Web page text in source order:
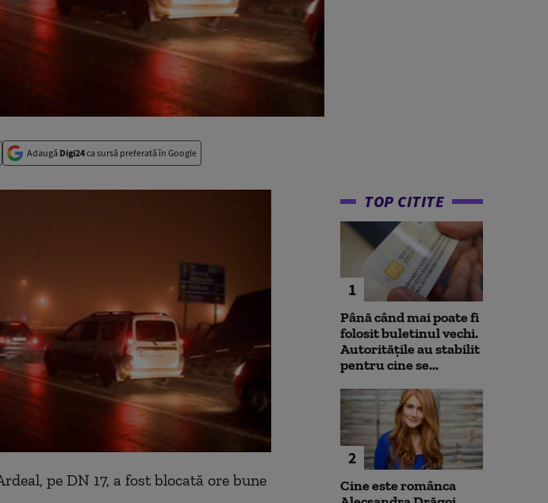
Adaugă Digi24ca sursă preferată în Google
pe DN 17, a fost blocată ore bune
TOP CITITE
1
Până când mai poate fi
folosit buletinul vechi.
Autoritățile au stabilit
pentru cine se...
2
Cine este românca